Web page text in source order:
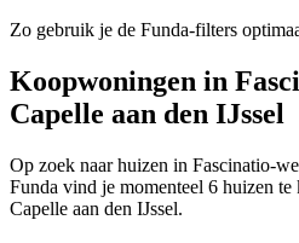
Zo gebruik je de Funda-filters
Koopwoningen in
Capelle aan den IJssel
Op zoek naar huizen in Fascinatio-
Funda vind je momenteel 6 huizen
Capelle aan den IJssel.